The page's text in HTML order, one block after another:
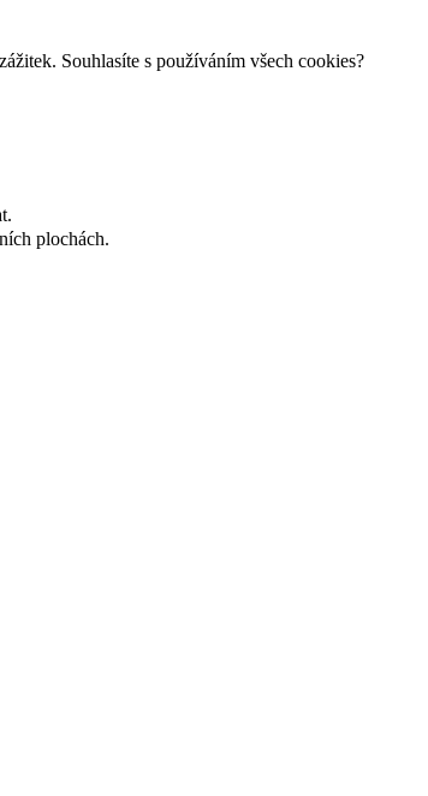
Souhlasíte s používáním všech cookies?
plochách.